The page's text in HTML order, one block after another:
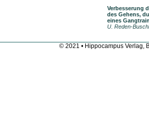
Verbesserung
des Gehens,
eines
U. Reden-
© 2021 • Hippocampus Verlag,